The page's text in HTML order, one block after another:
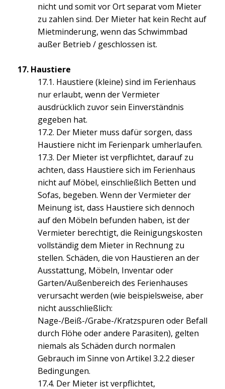
nicht und somit vor Ort separat vom Mieter
zu zahlen sind. Der Mieter hat kein Recht auf
Mietminderung, wenn das Schwimmbad
außer Betrieb / geschlossen ist.
17. Haustiere
17.1. Haustiere (kleine) sind im Ferienhaus
nur erlaubt, wenn der Vermieter
ausdrücklich zuvor sein Einverständnis
gegeben hat.
17.2. Der Mieter muss dafür sorgen, dass
Haustiere nicht im Ferienpark umherlaufen.
17.3. Der Mieter ist verpflichtet, darauf zu
achten, dass Haustiere sich im Ferienhaus
nicht auf Möbel, einschließlich Betten und
Sofas, begeben. Wenn der Vermieter der
Meinung ist, dass Haustiere sich dennoch
auf den Möbeln befunden haben, ist der
Vermieter berechtigt, die Reinigungskosten
vollständig dem Mieter in Rechnung zu
stellen. Schäden, die von Haustieren an der
Ausstattung, Möbeln, Inventar oder
Garten/Außenbereich des Ferienhauses
verursacht werden (wie beispielsweise, aber
nicht ausschließlich:
Nage-/Beiß-/Grabe-/Kratzspuren oder Befall
durch Flöhe oder andere Parasiten), gelten
niemals als Schäden durch normalen
Gebrauch im Sinne von Artikel 3.2.2 dieser
Bedingungen.
17.4. Der Mieter ist verpflichtet,